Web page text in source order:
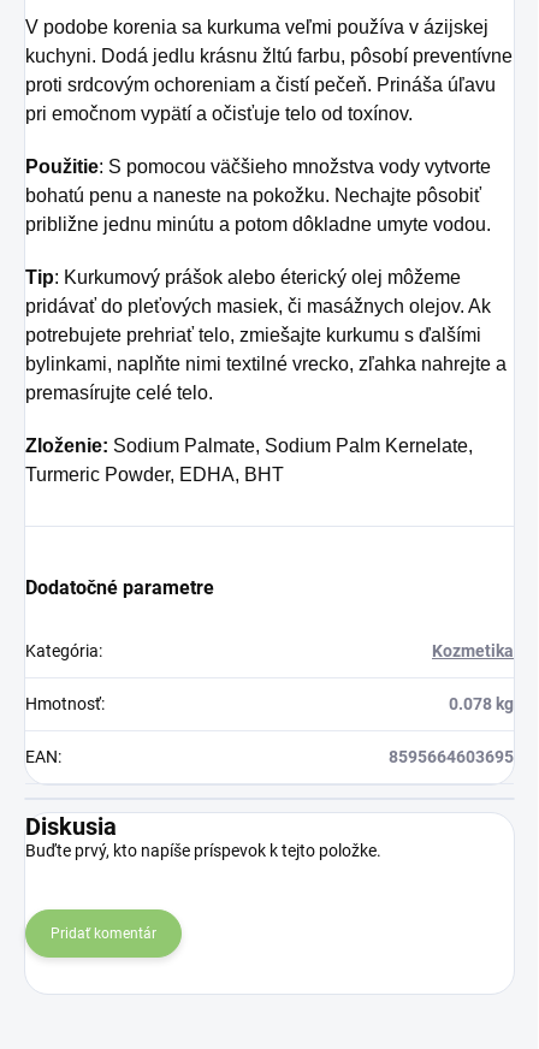
V podobe korenia sa kurkuma veľmi používa v ázijskej
kuchyni. Dodá jedlu krásnu žltú farbu, pôsobí preventívne
proti srdcovým ochoreniam a čistí pečeň. Prináša úľavu
pri emočnom vypätí a očisťuje telo od toxínov.
Použitie: S pomocou väčšieho množstva vody vytvorte
bohatú penu a naneste na pokožku. Nechajte pôsobiť
približne jednu minútu a potom dôkladne umyte vodou.
Tip: Kurkumový prášok alebo éterický olej môžeme
pridávať do pleťových masiek, či masážnych olejov. Ak
potrebujete prehriať telo, zmiešajte kurkumu s ďalšími
bylinkami, naplňte nimi textilné vrecko, zľahka nahrejte a
premasírujte celé telo.
Zloženie: Sodium Palmate, Sodium Palm Kernelate,
Turmeric Powder, EDHA, BHT
Dodatočné parametre
Kategória: Kozmetika
Hmotnosť: 0.078 kg
EAN: 8595664603695
Diskusia
Buďte prvý, kto napíše príspevok k tejto položke.
Pridať komentár